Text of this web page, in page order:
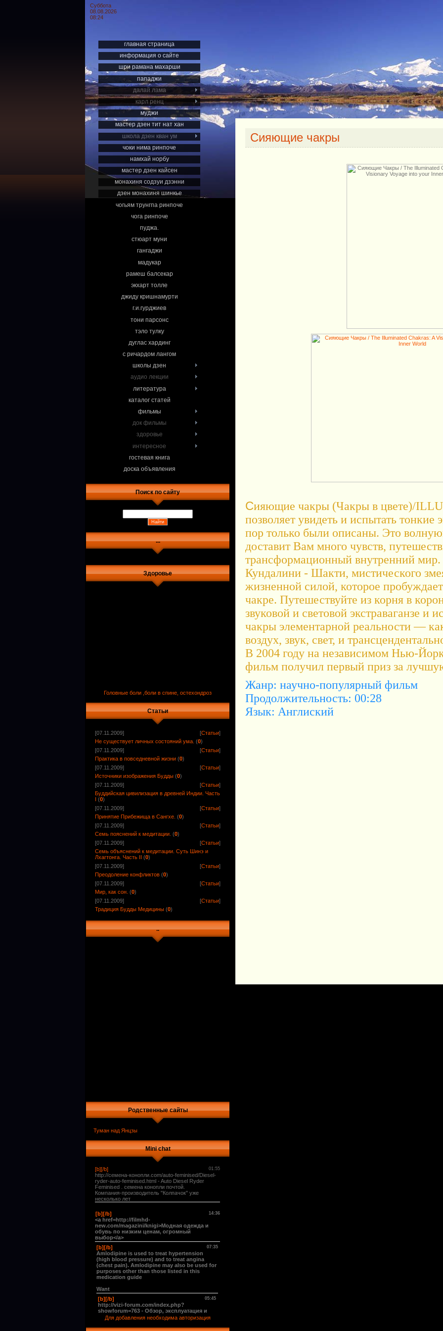
Суббота
08.08.2026
08:24
главная страница
информация о сайте
шри рамана махарши
пападжи
далай лама
карл ренц
муджи
мастер дзен тит нат хан
школа дзен кван ум
чоки нима ринпоче
намхай норбу
мастер дзен кайсен
монахиня содзуи дзэнни
дзен монахиня шинкье
чогьям трунгпа ринпоче
чога ринпоче
пуджа.
стюарт муни
гангаджи
мадукар
рамеш балсекар
экхарт толле
джиду кришнамурти
г.и.гурджиев
тони парсонс
тэло тулку
дуглас хардинг
с ричардом лангом
школы дзен
аудио лекции
литература
каталог статей
фильмы
док фильмы
здоровье
интересное
гостевая книга
доска объявления
Поиск по сайту
...
Здоровье
Головные боли ,боли в спине, остехондроз
Статьи
[07.11.2009] [Статьи]
Не существует личных состояний ума. (0)
[07.11.2009]
[Статьи]
Практика в повседневной жизни (0)
[07.11.2009]
[Статьи]
Источники изображения Будды (0)
[07.11.2009]
[Статьи]
Буддийская цивилизация в древней Индии. Часть
I (0)
[07.11.2009]
[Статьи]
Принятие Прибежища в Сангхе. (0)
[07.11.2009]
[Статьи]
Семь пояснений к медитации. (0)
[07.11.2009]
[Статьи]
Семь объяснений к медитации. Суть Шинэ и
Лхагтонга. Часть II (0)
[07.11.2009]
[Статьи]
Преодоление конфликтов (0)
[07.11.2009]
[Статьи]
Мир, как сон. (0)
[07.11.2009]
[Статьи]
Традиция Будды Медицины (0)
..
Родственные сайты
Туман над Янцзы
Mini chat
Для добавления необходима авторизация
Сияющие чакры
Сияющие чакры (Чакры в цвете)/
позволяет увидеть и испытать тонкие
пор только были описаны. Это
доставит Вам много чувств,
трансформационный внутренний мир.
Кундалини - Шакти, мистического
жизненной силой, которое
чакре. Путешествуйте из корня в
звуковой и световой экстраваганзе и
чакры элементарной реальности —
воздух, звук, свет, и
В 2004 году на независимом Нью-
фильм получил первый приз за
Жанр: научно-популярный фильм
Продолжительность: 00:28
Язык: Англиский